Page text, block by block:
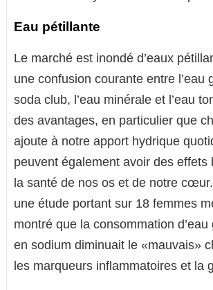
Eau pétillante
Le marché est inondé d’eaux
une confusion courante entre l’eau
soda club, l’eau minérale et l’eau
des avantages, en particulier que
ajoute à notre apport hydrique
peuvent également avoir des effets
la santé de nos os et de notre
une étude portant sur 18 femmes
montré que la consommation
en sodium diminuait le «mauvais»
les marqueurs inflammatoires et la